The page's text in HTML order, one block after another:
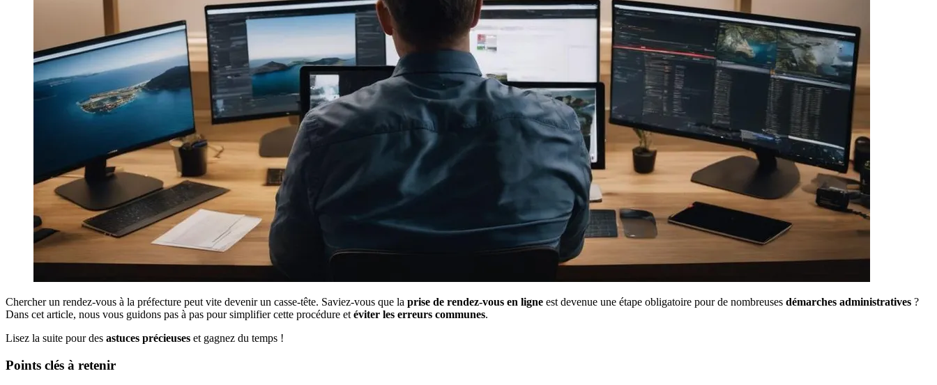
Chercher un rendez-vous à la préfecture peut vite devenir un casse-tête. Saviez-vous que la prise de rendez-vous en ligne est devenue une étape obligatoire pour de nombreuses démarches administratives ?
Dans cet article, nous vous guidons pas à pas pour simplifier cette procédure et éviter les erreurs communes.
Lisez la suite pour des astuces précieuses et gagnez du temps !
Points clés à retenir